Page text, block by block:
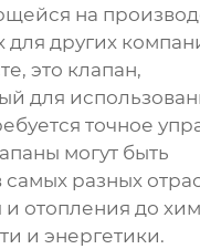
на
других
это клапан,
для
точное
могут быть
разных
отопления до
и энергетики.